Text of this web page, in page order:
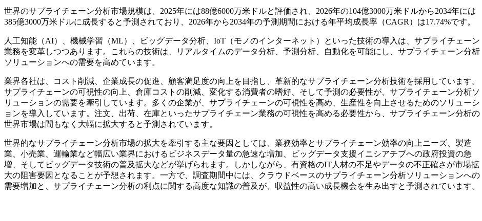
世界のサプライチェーン分析市場規模は、2025年には88億6000万米ドルと評価され、2026年の104億3000万米ドルから2034年には
385億3000万米ドルに成長すると予測されており、2026年から2034年の予測期間における年平均成長率（CAGR）は17.74%です。
人工知能（AI）、機械学習（ML）、ビッグデータ分析、IoT（モノのインターネット）といった技術の導入は、サプライチェーン
業務を変革しつつあります。これらの技術は、リアルタイムのデータ分析、予測分析、自動化を可能にし、サプライチェーン分析
ソリューションへの需要を高めています。
業界各社は、コスト削減、企業成長の促進、顧客満足度の向上を目指し、革新的なサプライチェーン分析技術を採用しています。
サプライチェーンの可視性の向上、倉庫コストの削減、変化する消費者の嗜好、そして予測の必要性が、サプライチェーン分析ソ
リューションの需要を牽引しています。多くの企業が、サプライチェーンの可視性を高め、生産性を向上させるためのソリューシ
ョンを導入しています。注文、出荷、在庫といったサプライチェーン業務の可視性を高める必要性から、サプライチェーン分析の
世界市場は間もなく大幅に拡大すると予測されています。
世界的なサプライチェーン分析市場の拡大を牽引する主な要因としては、業務効率とサプライチェーン効率の向上ニーズ、製造
業、小売業、運輸業など幅広い業界におけるビジネスデータ量の急速な増加、ビッグデータ支援イニシアチブへの政府投資の急
増、そしてビッグデータ技術の普及拡大などが挙げられます。しかしながら、有資格のIT人材の不足やデータの不正確さが市場拡
大の阻害要因となることが予想されます。一方で、調査期間中には、クラウドベースのサプライチェーン分析ソリューションへの
需要増加と、サプライチェーン分析の利点に関する高度な知識の普及が、収益性の高い成長機会を生み出すと予測されています。